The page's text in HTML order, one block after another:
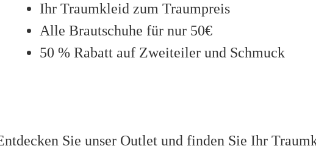
Ihr Traumkleid zum Traumpreis
Alle Brautschuhe für nur 50€
50 % Rabatt auf Zweiteiler und Schmuck
Sie unser Outlet und finden Sie Ihr